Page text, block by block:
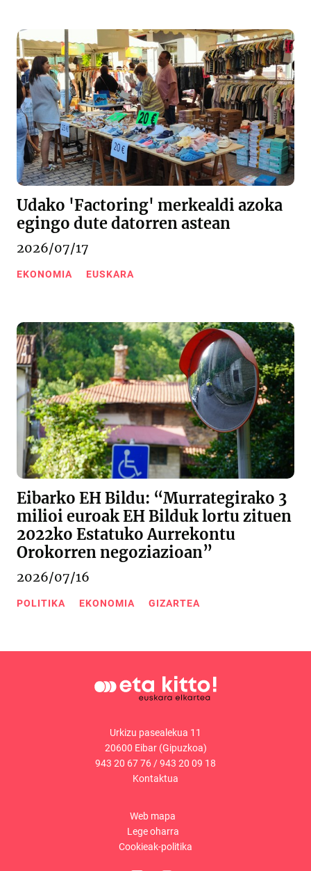
Udako 'Factoring' merkealdi azoka
egingo dute datorren astean
2026/07/17
EKONOMIA EUSKARA
Eibarko EH Bildu: “Murrategirako 3
milioi euroak EH Bilduk lortu zituen
2022ko Estatuko Aurrekontu
Orokorren negoziazioan”
2026/07/16
POLITIKA EKONOMIA GIZARTEA
Urkizu pasealekua 11
20600 Eibar (Gipuzkoa)
943 20 67 76/943 20 09 18
Kontaktua
Web mapa
Lege oharra
Cookieak-politika